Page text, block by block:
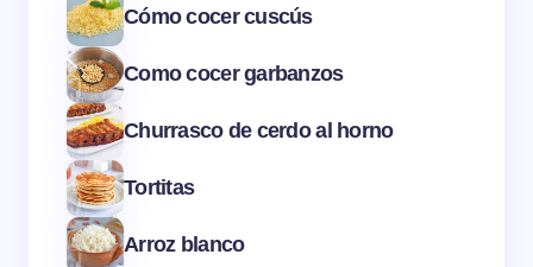
Cómo cocer cuscús
Como cocer garbanzos
Churrasco de cerdo al horno
Tortitas
Arroz blanco